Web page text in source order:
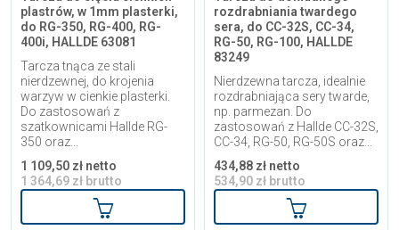
plastrów, w 1mm plasterki,
do RG-350, RG-400, RG-
400i, HALLDE 63081
Tarcza tnąca ze stali
nierdzewnej, do krojenia
warzyw w cienkie plasterki.
Do zastosowań z
szatkownicami Hallde RG-
350 oraz...
1 109,50 zł netto
1 364,69 zł brutto
Dodaj do koszyka
rozdrabniania twardego
sera, do CC-32S, CC-34,
RG-50, RG-100, HALLDE
83249
Nierdzewna tarcza, idealnie
rozdrabniająca sery twarde,
np. parmezan. Do
zastosowań z Hallde CC-32S,
CC-34, RG-50, RG-50S oraz...
434,88 zł netto
534,90 zł brutto
Dodaj do